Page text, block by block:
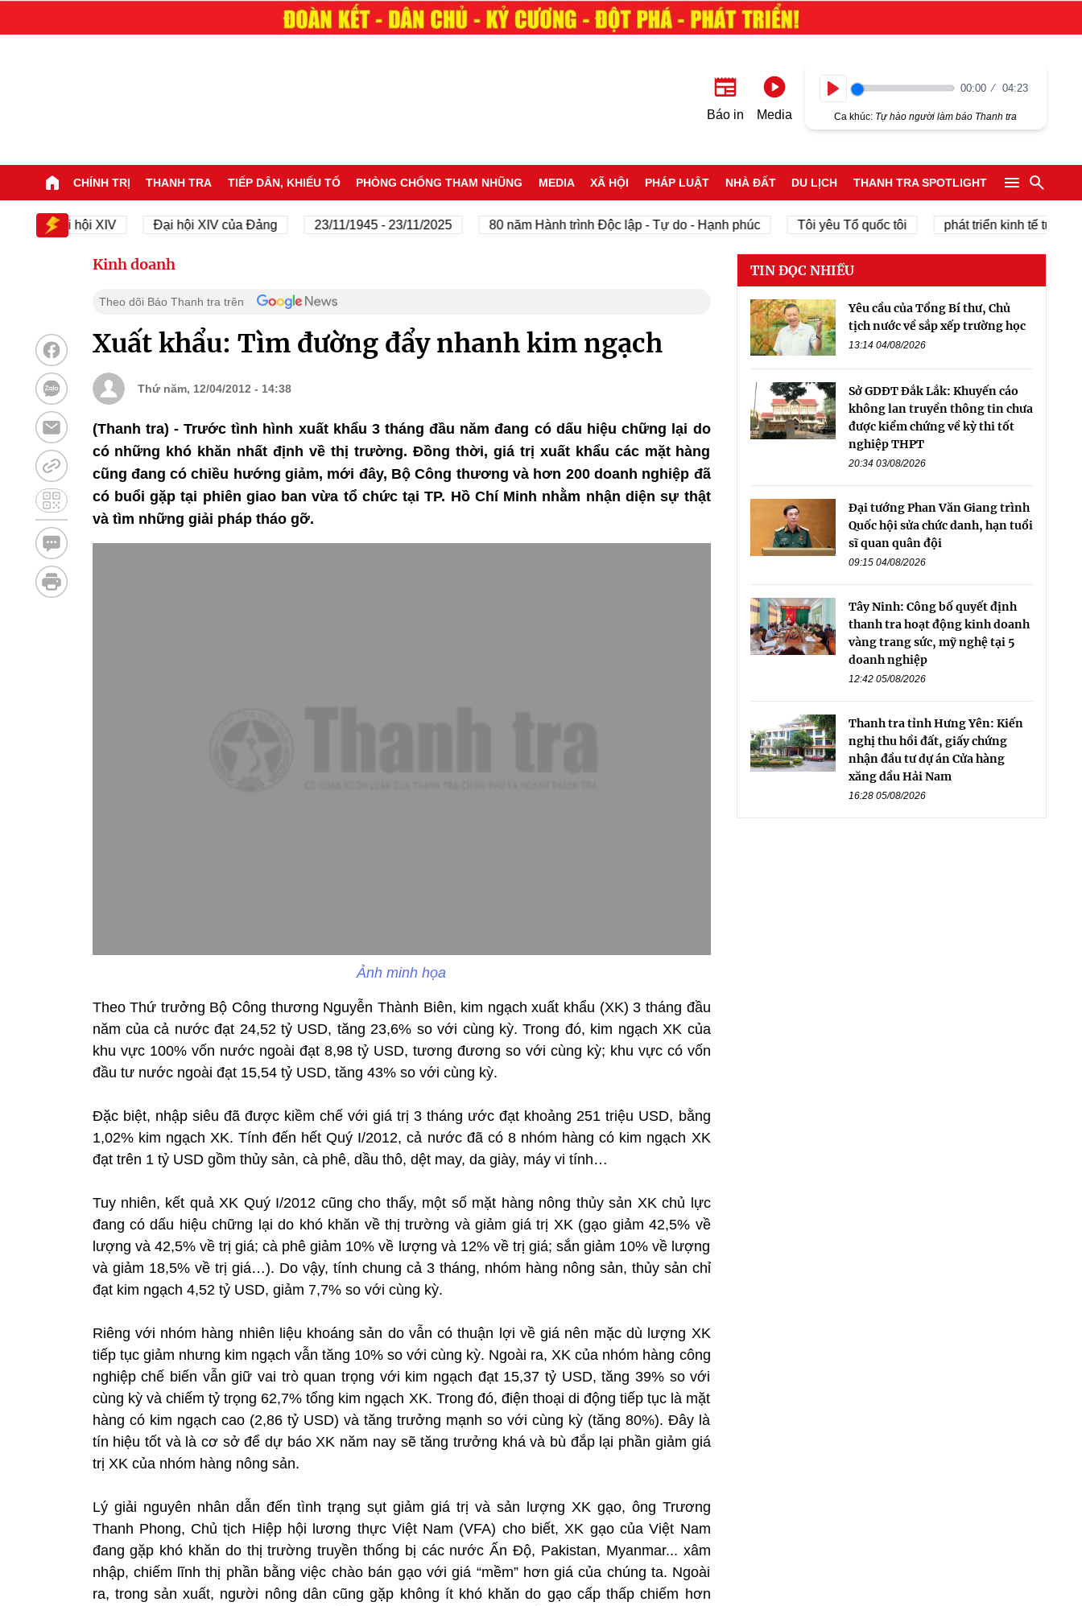
Báo in Media
00:00 04:23
Ca khúc: Tự hào người làm báo Thanh tra
CHÍNH TRỊ THANH TRA TIẾP DÂN, KHIẾU TỐ PHÒNG CHỐNG THAM NHŨNG MEDIA XÃ HỘI PHÁP LUẬT NHÀ ĐẤT DU LỊCH THANH TRA SPOTLIGHT
Đại hội XIV Đại hội XIV của Đảng 23/11/1945 - 23/11/2025 80 năm Hành trình Độc lập - Tự do - Hạnh phúc Tôi yêu Tổ quốc tôi phát triển kinh tế tư nhân
Kinh doanh
Theo dõi Báo Thanh tra trên
Xuất khẩu: Tìm đường đẩy nhanh kim ngạch
Thứ năm, 12/04/2012 - 14:38
(Thanh tra) - Trước tình hình xuất khẩu 3 tháng đầu năm đang có dấu hiệu chững lại do
có những khó khăn nhất định về thị trường. Đồng thời, giá trị xuất khẩu các mặt hàng
cũng đang có chiều hướng giảm, mới đây, Bộ Công thương và hơn 200 doanh nghiệp đã
có buổi gặp tại phiên giao ban vừa tổ chức tại TP. Hồ Chí Minh nhằm nhận diện sự thật
và tìm những giải pháp tháo gỡ.
Ảnh minh họa
Theo Thứ trưởng Bộ Công thương Nguyễn Thành Biên, kim ngạch xuất khẩu (XK) 3 tháng đầu
năm của cả nước đạt 24,52 tỷ USD, tăng 23,6% so với cùng kỳ. Trong đó, kim ngạch XK của
khu vực 100% vốn nước ngoài đạt 8,98 tỷ USD, tương đương so với cùng kỳ; khu vực có vốn
đầu tư nước ngoài đạt 15,54 tỷ USD, tăng 43% so với cùng kỳ.
Đặc biệt, nhập siêu đã được kiềm chế với giá trị 3 tháng ước đạt khoảng 251 triệu USD, bằng
1,02% kim ngạch XK. Tính đến hết Quý I/2012, cả nước đã có 8 nhóm hàng có kim ngạch XK
đạt trên 1 tỷ USD gồm thủy sản, cà phê, dầu thô, dệt may, da giày, máy vi tính…
Tuy nhiên, kết quả XK Quý I/2012 cũng cho thấy, một số mặt hàng nông thủy sản XK chủ lực
đang có dấu hiệu chững lại do khó khăn về thị trường và giảm giá trị XK (gạo giảm 42,5% về
lượng và 42,5% về trị giá; cà phê giảm 10% về lượng và 12% về trị giá; sắn giảm 10% về lượng
và giảm 18,5% về trị giá…). Do vậy, tính chung cả 3 tháng, nhóm hàng nông sản, thủy sản chỉ
đạt kim ngạch 4,52 tỷ USD, giảm 7,7% so với cùng kỳ.
Riêng với nhóm hàng nhiên liệu khoáng sản do vẫn có thuận lợi về giá nên mặc dù lượng XK
tiếp tục giảm nhưng kim ngạch vẫn tăng 10% so với cùng kỳ. Ngoài ra, XK của nhóm hàng công
nghiệp chế biến vẫn giữ vai trò quan trọng với kim ngạch đạt 15,37 tỷ USD, tăng 39% so với
cùng kỳ và chiếm tỷ trọng 62,7% tổng kim ngạch XK. Trong đó, điện thoại di động tiếp tục là mặt
hàng có kim ngạch cao (2,86 tỷ USD) và tăng trưởng mạnh so với cùng kỳ (tăng 80%). Đây là
tín hiệu tốt và là cơ sở để dự báo XK năm nay sẽ tăng trưởng khá và bù đắp lại phần giảm giá
trị XK của nhóm hàng nông sản.
Lý giải nguyên nhân dẫn đến tình trạng sụt giảm giá trị và sản lượng XK gạo, ông Trương
Thanh Phong, Chủ tịch Hiệp hội lương thực Việt Nam (VFA) cho biết, XK gạo của Việt Nam
đang gặp khó khăn do thị trường truyền thống bị các nước Ấn Độ, Pakistan, Myanmar... xâm
nhập, chiếm lĩnh thị phần bằng việc chào bán gạo với giá “mềm” hơn giá của chúng ta. Ngoài
ra, trong sản xuất, người nông dân cũng gặp không ít khó khăn do gạo cấp thấp chiếm hơn
TIN ĐỌC NHIỀU
Yêu cầu của Tổng Bí thư, Chủ
tịch nước về sắp xếp trường học
13:14 04/08/2026
Sở GDĐT Đắk Lắk: Khuyến cáo
không lan truyền thông tin chưa
được kiểm chứng về kỳ thi tốt
nghiệp THPT
20:34 03/08/2026
Đại tướng Phan Văn Giang trình
Quốc hội sửa chức danh, hạn tuổi
sĩ quan quân đội
09:15 04/08/2026
Tây Ninh: Công bố quyết định
thanh tra hoạt động kinh doanh
vàng trang sức, mỹ nghệ tại 5
doanh nghiệp
12:42 05/08/2026
Thanh tra tỉnh Hưng Yên: Kiến
nghị thu hồi đất, giấy chứng
nhận đầu tư dự án Cửa hàng
xăng dầu Hải Nam
16:28 05/08/2026